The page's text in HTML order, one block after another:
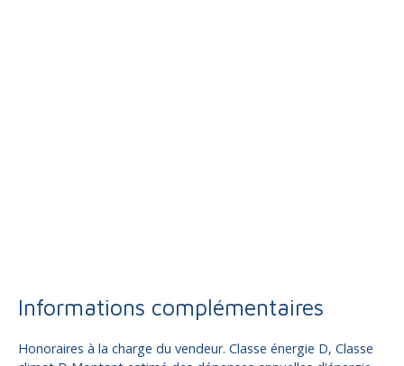
Informations complémentaires
Honoraires à la charge du vendeur. Classe énergie D, Classe